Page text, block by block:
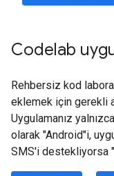
Codelab
Rehbersiz kod
eklemek için gerekli
Uygulamanız
olarak "Android"i,
SMS'i destekliyorsa